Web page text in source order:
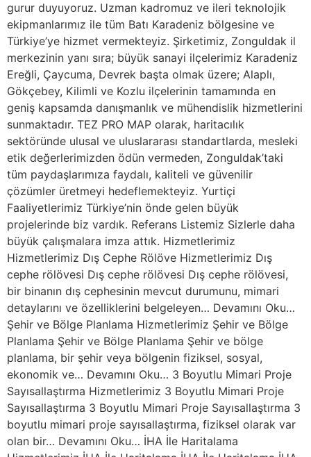
gurur duyuyoruz. Uzman kadromuz ve ileri teknolojik
ekipmanlarımız ile tüm Batı Karadeniz bölgesine ve
Türkiye’ye hizmet vermekteyiz. Şirketimiz, Zonguldak il
merkezinin yanı sıra; büyük sanayi ilçelerimiz Karadeniz
Ereğli, Çaycuma, Devrek başta olmak üzere; Alaplı,
Gökçebey, Kilimli ve Kozlu ilçelerinin tamamında en
geniş kapsamda danışmanlık ve mühendislik hizmetlerini
sunmaktadır. TEZ PRO MAP olarak, haritacılık
sektöründe ulusal ve uluslararası standartlarda, mesleki
etik değerlerimizden ödün vermeden, Zonguldak’taki
tüm paydaşlarımıza faydalı, kaliteli ve güvenilir
çözümler üretmeyi hedeflemekteyiz. Yurtiçi
Faaliyetlerimiz Türkiye’nin önde gelen büyük
projelerinde biz vardık. Referans Listemiz Sizlerle daha
büyük çalışmalara imza attık. Hizmetlerimiz
Hizmetlerimiz Dış Cephe Rölöve Hizmetlerimiz Dış
cephe rölövesi Dış cephe rölövesi Dış cephe rölövesi,
bir binanın dış cephesinin mevcut durumunu, mimari
detaylarını ve özelliklerini belgeleyen… Devamını Oku…
Şehir ve Bölge Planlama Hizmetlerimiz Şehir ve Bölge
Planlama Şehir ve Bölge Planlama Şehir ve bölge
planlama, bir şehir veya bölgenin fiziksel, sosyal,
ekonomik ve… Devamını Oku… 3 Boyutlu Mimari Proje
Sayısallaştırma Hizmetlerimiz 3 Boyutlu Mimari Proje
Sayısallaştırma 3 Boyutlu Mimari Proje Sayısallaştırma 3
boyutlu mimari proje sayısallaştırma, fiziksel olarak var
olan bir… Devamını Oku… İHA İle Haritalama